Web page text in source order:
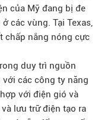
của Mỹ đang bị đe
các vùng. Tại Texas,
chấp nắng nóng cực
duy trì nguồn
các công ty năng
với điện gió và
lưu trữ điện tạo ra